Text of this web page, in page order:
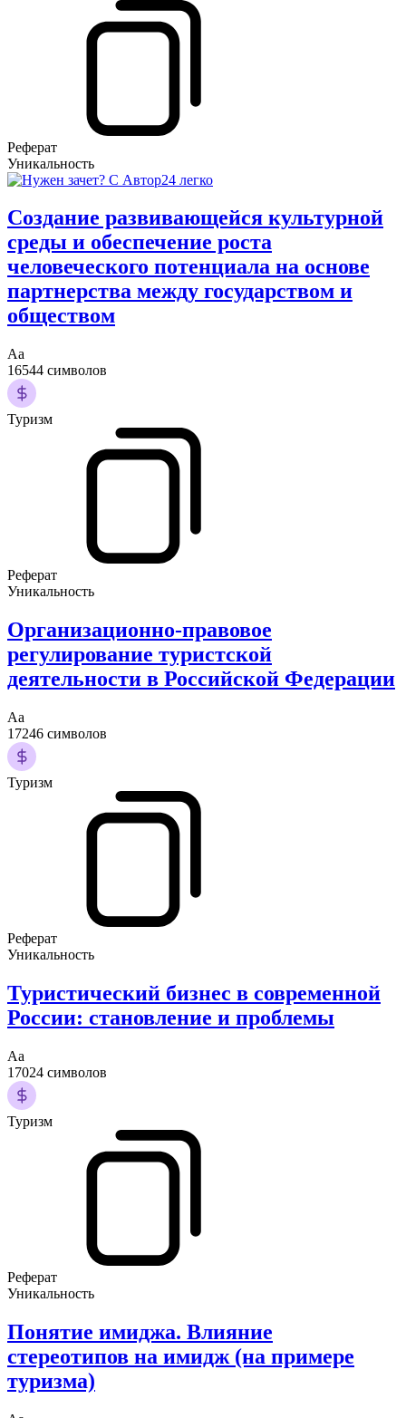
Реферат
Уникальность
Создание развивающейся культурной
среды и обеспечение роста
человеческого потенциала на основе
партнерства между государством и
обществом
Аа
16544 символов
Туризм
Реферат
Уникальность
Организационно-правовое
регулирование туристской
деятельности в Российской Федерации
Аа
17246 символов
Туризм
Реферат
Уникальность
Туристический бизнес в современной
России: становление и проблемы
Аа
17024 символов
Туризм
Реферат
Уникальность
Понятие имиджа. Влияние
стереотипов на имидж (на примере
туризма)